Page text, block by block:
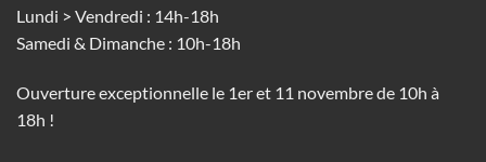
Lundi > Vendredi : 14h-18h
Samedi & Dimanche : 10h-18h
Ouverture exceptionnelle le 1er et 11 novembre de 10h à
18h !